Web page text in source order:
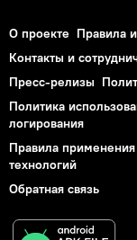
О проекте Правила
Контакты и
Пресс-релизы
Политика
логирования
Правила
технологий
Обратная связь